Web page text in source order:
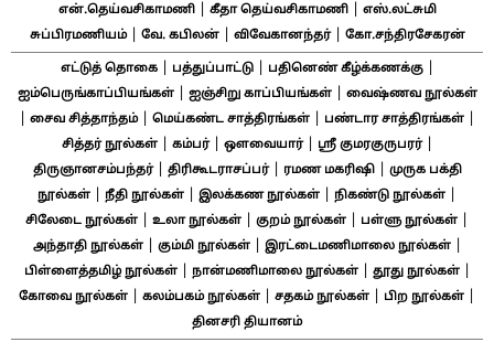
என்.தெய்வசிகாமணி| கீதா தெய்வசிகாமணி|
எஸ்.லட்சுமி
சுப்பிரமணியம்| வே. கபிலன்| விவேகானந்தர்| கோ.சந்திரசேகரன்
எட்டுத் தொகை| பத்துப்பாட்டு| பதினெண் கீழ்க்கணக்கு|
ஐம்பெருங்காப்பியங்கள்| ஐஞ்சிறு காப்பியங்கள்| வைஷ்ணவ நூல்கள்
சைவ சித்தாந்தம்| மெய்கண்ட சாத்திரங்கள் பண்டார சாத்திரங்கள்
சித்தர் நூல்கள்| கம்பர்| ஔவையார்| ஸ்ரீ குமரகுருபரர்|
திருஞானசம்பந்தர்| திரிகூடராசப்பர்| ரமண மகரிஷி|
முருக பக்தி
நூல்கள்
நீதி நூல்கள் இலக்கண நூல்கள் நிகண்டு நூல்கள்
சிலேடை நூல்கள் உலா நூல்கள் குறம் நூல்கள் பள்ளு நூல்கள்
அந்தாதி நூல்கள்| கும்மி நூல்கள்| இரட்டைமணிமாலை நூல்கள்|
பிள்ளைத்தமிழ் நூல்கள்| நான்மணிமாலை நூல்கள்| தூது நூல்கள்|
கோவை நூல்கள் கலம்பகம் நூல்கள் சதகம் நூல்கள் பிற நூல்கள்
தினசரி தியானம்